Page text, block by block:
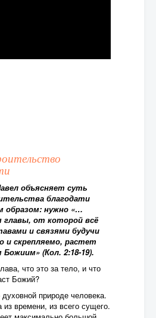
объясняет суть
благодати
образом: нужно «…
главы, от которой всё
и связями будучи
и скрепляемо, растет
(Кол. 2:18-19).
что это за тело, и что
Божий?
природе человека.
из времени, из всего сущего.